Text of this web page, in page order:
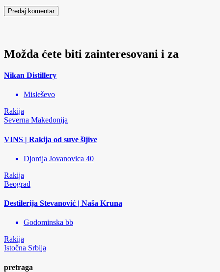
Možda ćete biti zainteresovani i za
Nikan Distillery
Misleševo
Rakija
Severna Makedonija
VINS | Rakija od suve šljive
Djordja Jovanovica 40
Rakija
Beograd
Destilerija Stevanović | Naša Kruna
Godominska bb
Rakija
Istočna Srbija
pretraga